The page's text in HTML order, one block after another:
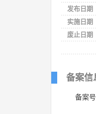
发布日期
实施日期
废止日期
备案信
备案